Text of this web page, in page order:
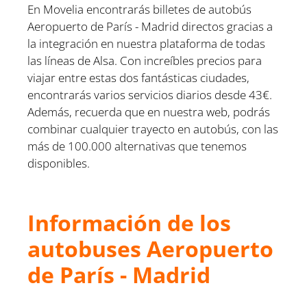
En Movelia encontrarás billetes de autobús
Aeropuerto de París - Madrid directos gracias a
la integración en nuestra plataforma de todas
las líneas de Alsa. Con increíbles precios para
viajar entre estas dos fantásticas ciudades,
encontrarás varios servicios diarios desde 43€.
Además, recuerda que en nuestra web, podrás
combinar cualquier trayecto en autobús, con las
más de 100.000 alternativas que tenemos
disponibles.
Información de los
autobuses Aeropuerto
de París - Madrid